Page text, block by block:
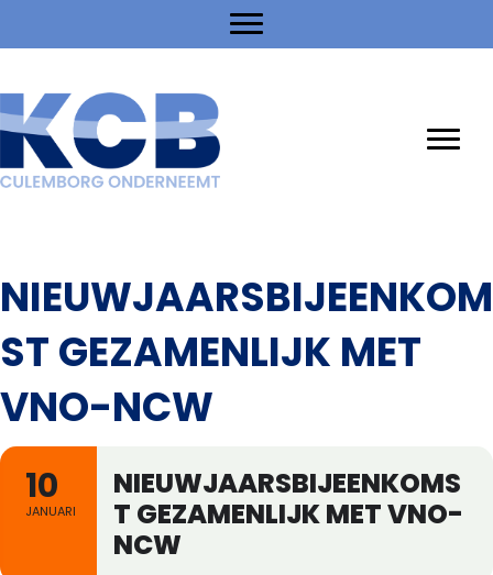
NIEUWJAARSBIJEENKOM
ST GEZAMENLIJK MET
VNO-NCW
10
JANUARI
NIEUWJAARSBIJEENKOMS
T GEZAMENLIJK MET VNO-
NCW